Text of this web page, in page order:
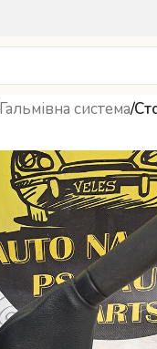
система/